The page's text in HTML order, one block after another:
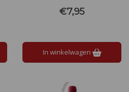
tinto is goed uitgebalanceerd
met zachte tannines.
€7,95
In winkelwagen